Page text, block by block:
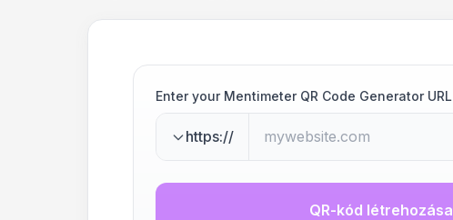
Enter your Mentimeter QR Code Generator URL
https://
QR-kód létrehozása